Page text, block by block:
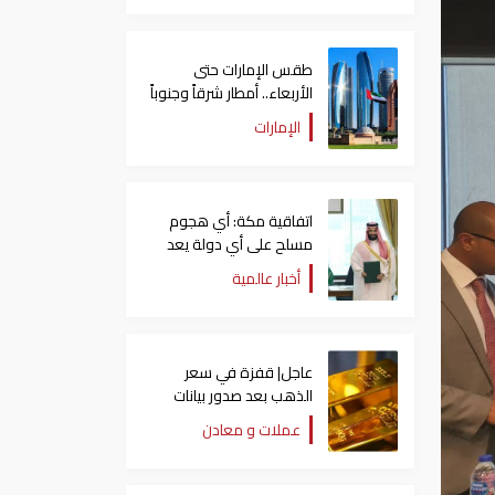
طقس الإمارات حتى
الأربعاء.. أمطار شرقاً وجنوباً
وانخفاض تدريجي للحرارة
الإمارات
اتفاقية مكة: أي هجوم
مسلح على أي دولة يعد
هجوما على الدول الثلاث
جميعا
أخبار عالمية
عاجل| قفزة في سعر
الذهب بعد صدور بيانات
الوظائف الأمريكية
عملات و معادن